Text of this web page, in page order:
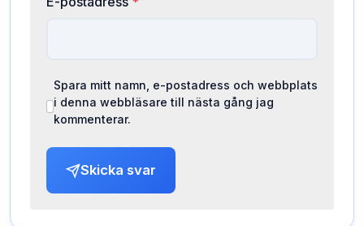
Spara mitt namn, e-postadress och webbplats
i denna webbläsare till nästa gång jag
kommenterar.
Skicka svar